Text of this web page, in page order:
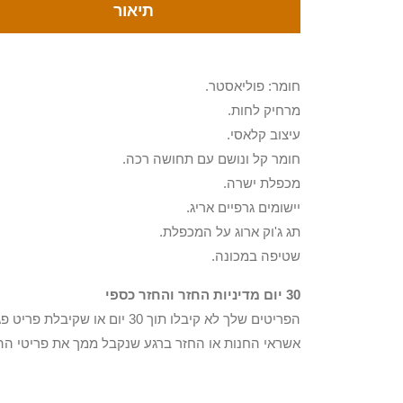
תיאור
חומר: פוליאסטר.
מרחיק לחות.
עיצוב קלאסי.
חומר קל ונושם עם תחושה רכה.
מכפלת ישרה.
יישומים גרפיים אריג.
תג ג'וק ארוג על המכפלת.
שטיפה במכונה.
30 יום מדיניות החזר והחזר כספי
הפריטים שלך לא קיבלו
אשראי החנות או החזר ברגע שנקבל ממך את פריטי